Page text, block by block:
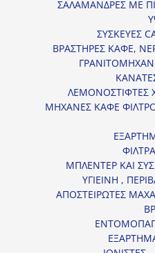
ΣΑΛΑΜΑΝΔΡΕΣ ΜΕ
ΣΥΣΚΕΥΕΣ
ΒΡΑΣΤΗΡΕΣ ΚΑΦΕ,
ΛΕΜΟΝΟΣΤΙΦΤΕΣ
ΜΗΧΑΝΕΣ ΚΑΦΕ
ΜΠΛΕΝΤΕΡ ΚΑΙ
ΥΓΙΕΙΝΗ ,
ΑΠΟΣΤΕΙΡΩΤΕΣ